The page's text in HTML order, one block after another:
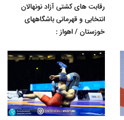
رقابت های کشتی آزاد نونهالان
انتخابی و قهرمانی باشگاههای
خوزستان / اهواز :